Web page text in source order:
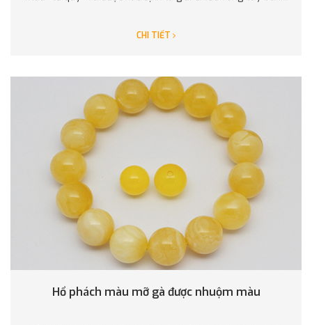
CHI TIẾT
Hổ phách màu mỡ gà được nhuộm màu